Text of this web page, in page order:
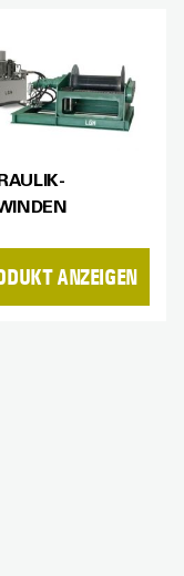
ANZEIGEN